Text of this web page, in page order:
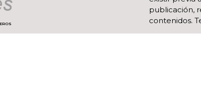
publicación,
contenidos.